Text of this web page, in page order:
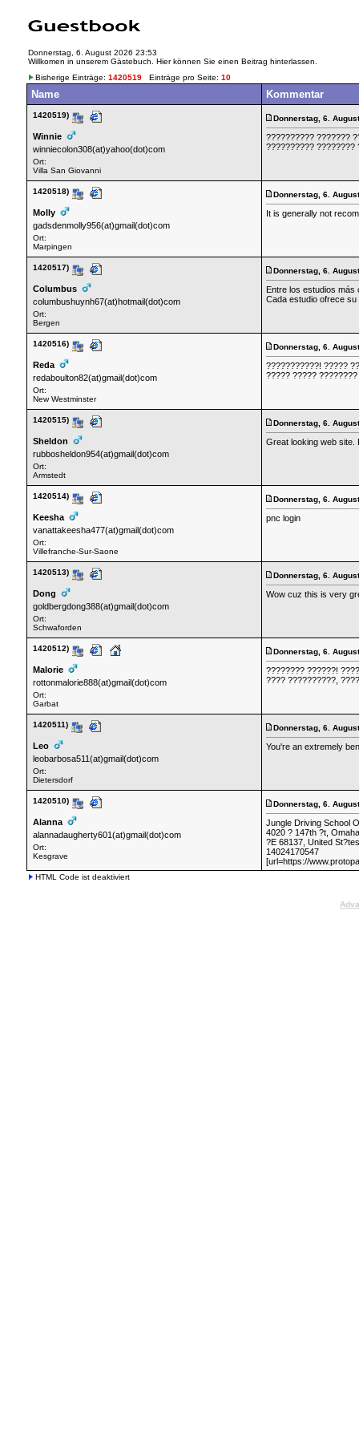
Donnerstag, 6. August 2026 23:53
Willkomen in unserem Gästebuch. Hier können Sie einen Beitrag hinterlassen.
Bisherige Einträge: 1420519Einträge pro Seite: 10
Name Kommentar
1420519)
Winnie
winniecolon308(at)yahoo(dot)com
Ort:
Villa San Giovanni
Donnerstag, 6.
?????????? ???????
?????????? ????????
1420518)
Molly
gadsdenmolly956(at)gmail(dot)com
Ort:
Marpingen
Donnerstag, 6.
It is generally not
1420517)
Columbus
columbushuynh67(at)hotmail(dot)com
Ort:
Bergen
Donnerstag, 6.
Entre los estudios más
Cada estudio ofrece
1420516)
Reda
redaboulton82(at)gmail(dot)com
Ort:
New Westminster
Donnerstag, 6.
???????????! ?????
????? ?????
1420515)
Sheldon
rubbosheldon954(at)gmail(dot)com
Ort:
Armstedt
Donnerstag, 6.
Great looking web site.
1420514)
Keesha
vanattakeesha477(at)gmail(dot)com
Ort:
Villefranche-Sur-Saone
Donnerstag, 6.
pnc login
1420513)
Dong
goldbergdong388(at)gmail(dot)com
Ort:
Schwaforden
Donnerstag, 6.
Wow cuz this is very
1420512)
Malorie
rottonmalorie888(at)gmail(dot)com
Ort:
Garbat
Donnerstag, 6.
???????? ??????!
???? ??????????,
1420511)
Leo
leobarbosa511(at)gmail(dot)com
Ort:
Dietersdorf
Donnerstag, 6.
You're an extremely
1420510)
Alanna
alannadaugherty601(at)gmail(dot)com
Ort:
Kesgrave
Donnerstag, 6.
Jungle Driving School
4020 ? 147th ?t,
?E 68137, United St?tes
14024170547
[url=https://
HTML Code ist deaktiviert